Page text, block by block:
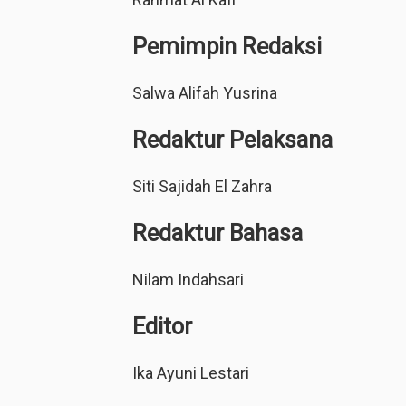
Pemimpin Redaksi
Salwa Alifah Yusrina
Redaktur Pelaksana
Siti Sajidah El Zahra
Redaktur Bahasa
Nilam Indahsari
Editor
Ika Ayuni Lestari